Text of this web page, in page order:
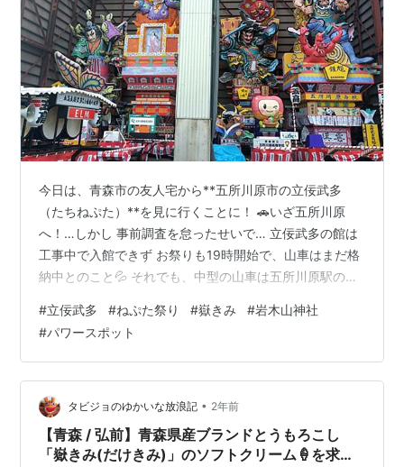
今日は、青森市の友人宅から**五所川原市の立佞武多
（たちねぷた）**を見に行くことに！ 🚗いざ五所川原
へ！…しかし 事前調査を怠ったせいで… 立佞武多の館は
工事中で入館できず お祭りも19時開始で、山車はまだ格
納中とのこと💦 それでも、中型の山車は五所川原駅のす
あり、迫力満点！これで中型なら、大型はどれだけすご
いの！？…と想像をかきたてられました。 でも、帰宅時
間を考えると大型は断念。また来年の楽しみに取ってお
きます！ --- 🌽せっかく津軽に来たので、次は弘前へ！
立佞武多を諦めたあとは、弘前市へ。 🌽嶽きみを味わ
う！ 岩木山の麓で育つブラン…
#立佞武多 #ねぷた祭り #嶽きみ #岩木山神社
#パワースポット
タビジョのゆかいな放浪記 • 2年前
【青森 / 弘前】青森県産ブランドとうもろこし
「嶽きみ(だけきみ)」のソフトクリーム🍦を求め